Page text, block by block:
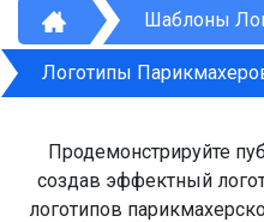
Шаблоны
Логотипы
Продемонстрируйте
создав эффектный
логотипов